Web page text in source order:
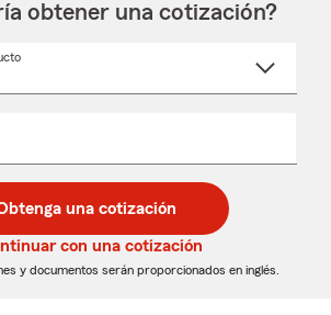
obtener una cotización?
desplegable
una cotización
con una cotización
y documentos serán proporcionados en inglés.